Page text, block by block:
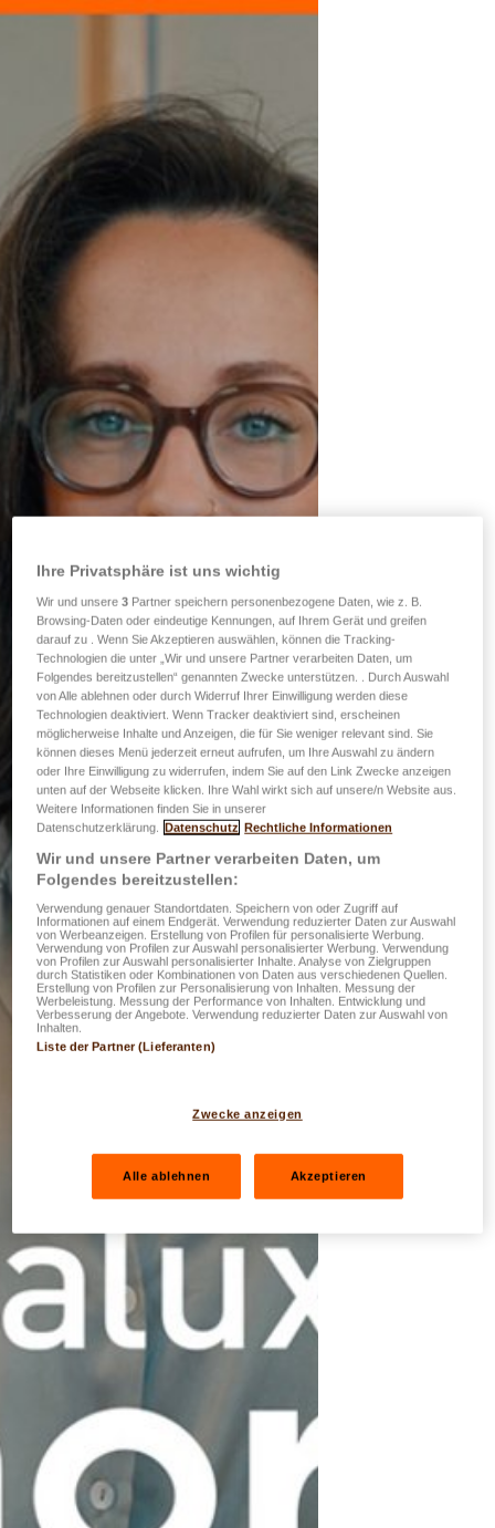
Ihre Privatsphäre ist uns wichtig
Wir und unsere3 Partner speichern personenbezogene Daten, wie z. B.
Browsing-Daten oder eindeutige Kennungen, auf Ihrem Gerät und greifen
darauf zu . Wenn Sie Akzeptieren auswählen, können die Tracking-
Technologien die unter „Wir und unsere Partner verarbeiten Daten, um
Folgendes bereitzustellen“ genannten Zwecke unterstützen. . Durch Auswahl
von Alle ablehnen oder durch Widerruf Ihrer Einwilligung werden diese
Technologien deaktiviert. Wenn Tracker deaktiviert sind, erscheinen
möglicherweise Inhalte und Anzeigen, die für Sie weniger relevant sind. Sie
können dieses Menü jederzeit erneut aufrufen, um Ihre Auswahl zu ändern
oder Ihre Einwilligung zu widerrufen, indem Sie auf den Link Zwecke anzeigen
unten auf der Webseite klicken. Ihre Wahl wirkt sich auf unsere/n Website aus.
Weitere Informationen finden Sie in unserer
Datenschutzerklärung.
Datenschutz Rechtliche Informationen
Wir und unsere Partner verarbeiten Daten, um
Folgendes bereitzustellen:
Verwendung genauer Standortdaten. Speichern von oder Zugriff auf
Informationen auf einem Endgerät. Verwendung reduzierter Daten zur Auswahl
von Werbeanzeigen. Erstellung von Profilen für personalisierte Werbung.
Verwendung von Profilen zur Auswahl personalisierter Werbung. Verwendung
von Profilen zur Auswahl personalisierter Inhalte. Analyse von Zielgruppen
durch Statistiken oder Kombinationen von Daten aus verschiedenen Quellen.
Erstellung von Profilen zur Personalisierung von Inhalten. Messung der
Werbeleistung. Messung der Performance von Inhalten. Entwicklung und
Verbesserung der Angebote. Verwendung reduzierter Daten zur Auswahl von
Inhalten.
Liste der Partner (Lieferanten)
Zwecke anzeigen
Alle ablehnen Akzeptieren